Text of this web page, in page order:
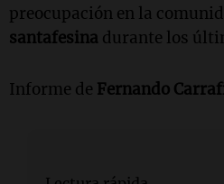
preocupación en la
santafesina durante los
Informe de Fernando